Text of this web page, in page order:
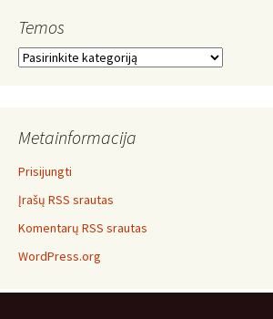
Temos
Temos
Metainformacija
Prisijungti
Įrašų RSS srautas
Komentarų RSS srautas
WordPress.org